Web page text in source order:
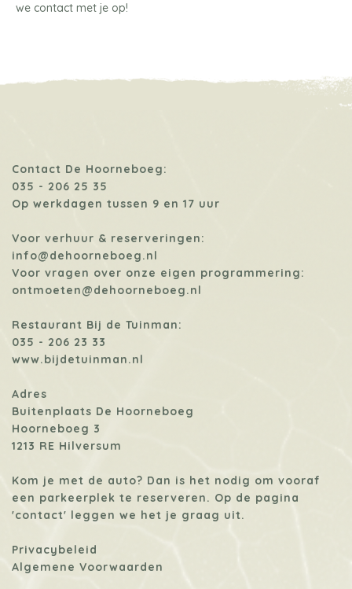
we contact met je op!
Contact De Hoorneboeg:
035 - 206 25 35
Op werkdagen tussen 9 en 17 uur
Voor verhuur & reserveringen:
info@dehoorneboeg.nl
Voor vragen over onze eigen programmering:
ontmoeten@dehoorneboeg.nl
Restaurant Bij de Tuinman:
035 - 206 23 33
www.bijdetuinman.nl
Adres
Buitenplaats De Hoorneboeg
Hoorneboeg 3
1213 RE Hilversum
Kom je met de auto? Dan is het nodig om vooraf
een parkeerplek te reserveren. Op de pagina
'contact' leggen we het je graag uit.
Privacybeleid
Algemene Voorwaarden